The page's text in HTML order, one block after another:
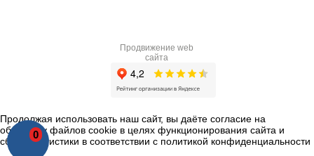
0
Продвижение web
сайта
Продолжая использовать наш сайт, вы даёте согласие на
обработку файлов cookie в целях функционирования сайта и
сбора статистики в соответствии с политикой конфиденциальности